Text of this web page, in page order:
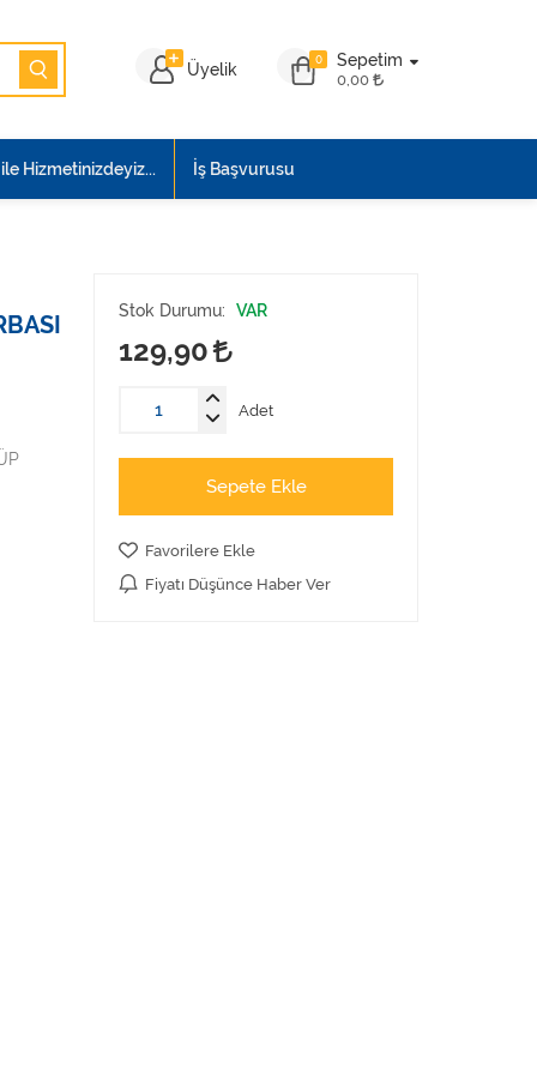
0 Sepetim
0,00
Üyelik
Hizmetinizdeyiz... İş Başvurusu
Stok Durumu: VAR
129,90
Adet
Sepete Ekle
Favorilere Ekle
Fiyatı Düşünce Haber Ver